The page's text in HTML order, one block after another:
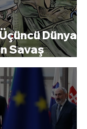
Dünya
Savaş